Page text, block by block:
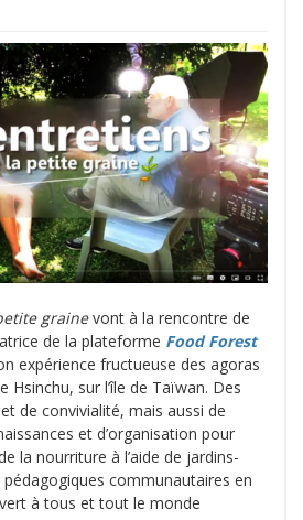
grainevont à la rencontre de
de la plateforme Food Forest
expérience fructueuse des agoras
Hsinchu, sur l’île de Taïwan. Des
de convivialité, mais aussi de
et d’organisation pour
la nourriture à l’aide de jardins-
communautaires en
à tous et tout le monde